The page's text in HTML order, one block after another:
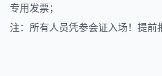
专用发票；
注：所有人员凭参会证入场！提前